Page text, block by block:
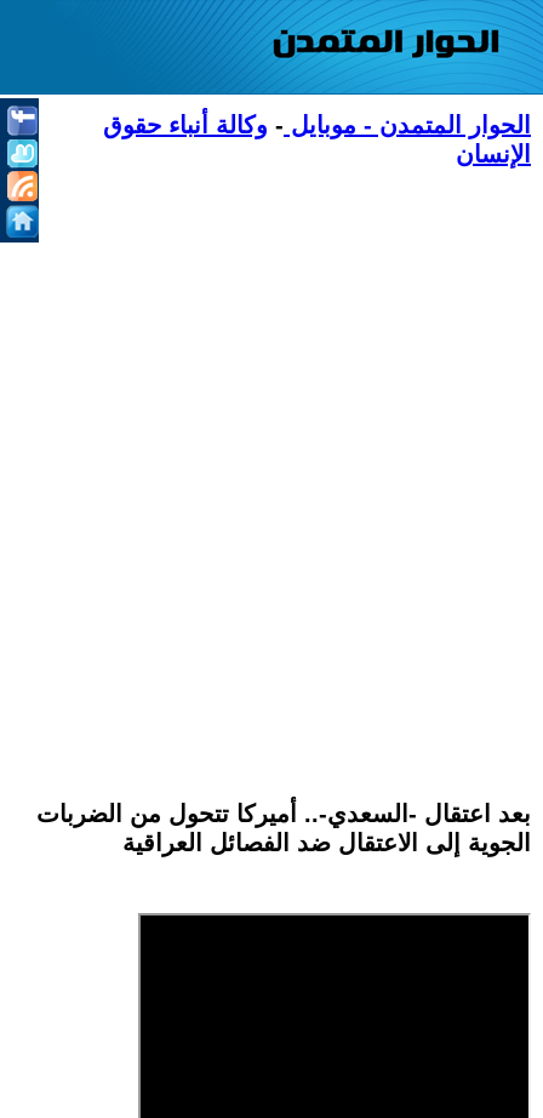
الحوار المتمدن - موبايل - وكالة أنباء حقوق
الإنسان
بعد اعتقال -السعدي-.. أميركا تتحول من الضربات
الجوية إلى الاعتقال ضد الفصائل العراقية